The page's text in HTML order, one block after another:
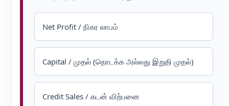
Net Profit / நிகர லாபம்
Capital / முதல் (தொடக்க அல்லது இறுதி முதல்)
Credit Sales / கடன் விற்பனை